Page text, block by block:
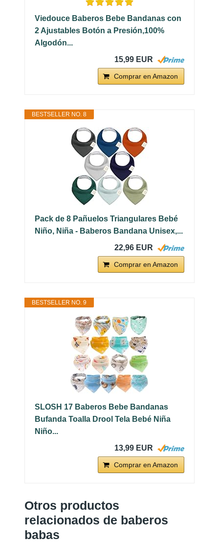
Viedouce Baberos Bebe Bandanas con
2 Ajustables Botón a Presión,100%
Algodón...
15,99 EUR
Comprar en Amazon
BESTSELLER NO. 8
Pack de 8 Pañuelos Triangulares Bebé
Niño, Niña - Baberos Bandana Unisex,...
22,96 EUR
Comprar en Amazon
BESTSELLER NO. 9
SLOSH 17 Baberos Bebe Bandanas
Bufanda Toalla Drool Tela Bebé Niña
Niño...
13,99 EUR
Comprar en Amazon
Otros productos
relacionados de baberos
babas